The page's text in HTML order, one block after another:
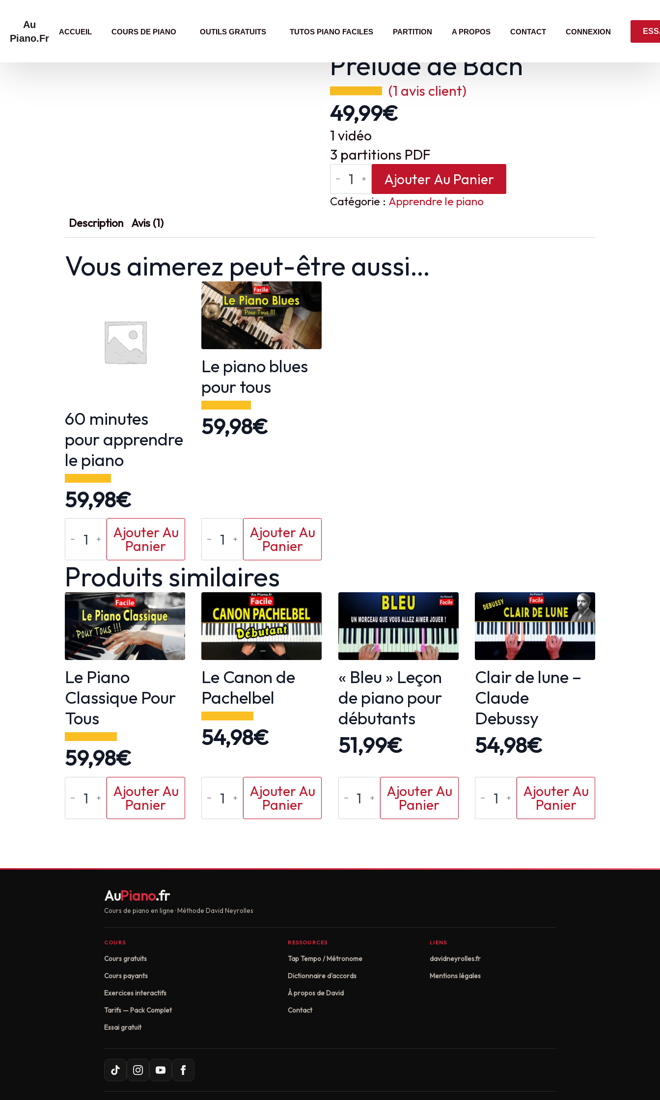
Au
Piano.Fr
ACCUEIL COURS DE PIANO OUTILS GRATUITS TUTOS PIANO FACILES PARTITION A PROPOS CONTACT CONNEXION
Prélude de Bach
(1 avis client)
49,99€
1 vidéo
3 partitions PDF
quantité
de
Prélude
Ajouter Au Panier
Catégorie : Apprendre le piano
Description
Avis (1)
Vous aimerez peut-être aussi…
60 minutes
pour apprendre
le piano
59,98€
quantité
de
minutes
pour
apprendre
le
piano
Ajouter Au
Panier
Le piano blues
pour tous
59,98€
quantité
de
piano
blues
pour
tous
Ajouter Au
Panier
Produits similaires
Le Piano
Classique Pour
Tous
59,98€
quantité
de
Piano
Tous
Ajouter Au
Panier
Le Canon de
Pachelbel
54,98€
quantité
de
Canon
Ajouter Au
Panier
« Bleu » Leçon
de piano pour
débutants
51,99€
quantité
de
Leçon
pour
Ajouter Au
Panier
Clair de lune –
Claude
Debussy
54,98€
quantité
de
de
Claude
Ajouter Au
Panier
AuPiano.fr
Cours de piano en ligne · Méthode David Neyrolles
COURS
Cours gratuits
Cours payants
Exercices interactifs
Tarifs — Pack Complet
Essai gratuit
RESSOURCES
Tap Tempo / Métronome
Dictionnaire d'accords
À propos de David
Contact
LIENS
davidneyrolles.fr
Mentions légales